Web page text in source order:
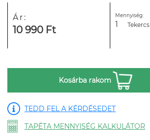
Ár:
10 990 Ft
Mennyiség:
Tekercs
Kosárba rakom
TEDD FEL A KÉRDÉSEDET
TAPÉTA MENNYISÉG KALKULÁTOR